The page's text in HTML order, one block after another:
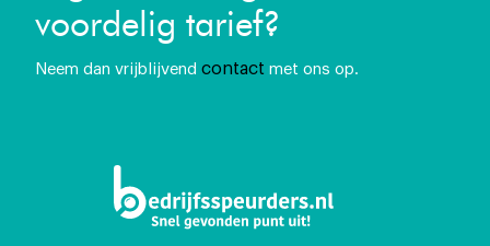
voordelig tarief?
Neem dan vrijblijvend contact met ons op.